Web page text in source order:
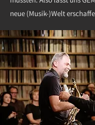
neue (Musik-)Welt